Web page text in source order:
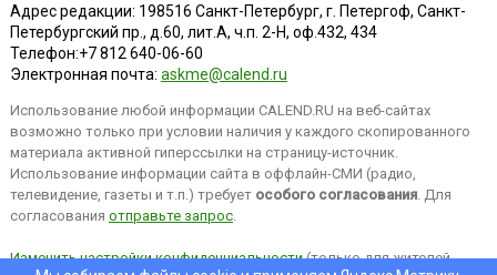
Адрес редакции: 198516 Санкт-Петербург, г. Петергоф, Санкт-
Петербургский пр., д.60, лит.А, ч.п. 2-Н, оф.432, 434
Телефон:+7 812 640-06-60
Электронная почта: askme@calend.ru
Использование любой информации CALEND.RU на веб-сайтах
возможно только при условии наличия у каждого скопированного
материала активной гиперссылки на страницу-источник.
Использование информации сайта в оффлайн-СМИ (радио,
телевидение, газеты и т.п.) требует особого согласования. Для
согласования отправьте запрос.
Изменить настройки конфиденциальности(только для жителей